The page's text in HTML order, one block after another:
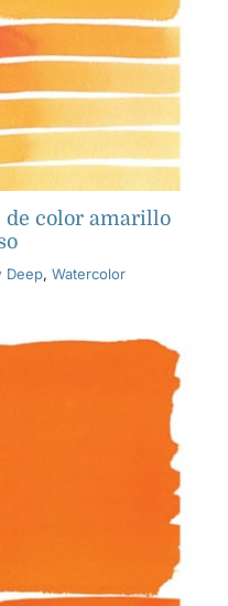
de color amarillo
Deep, Watercolor